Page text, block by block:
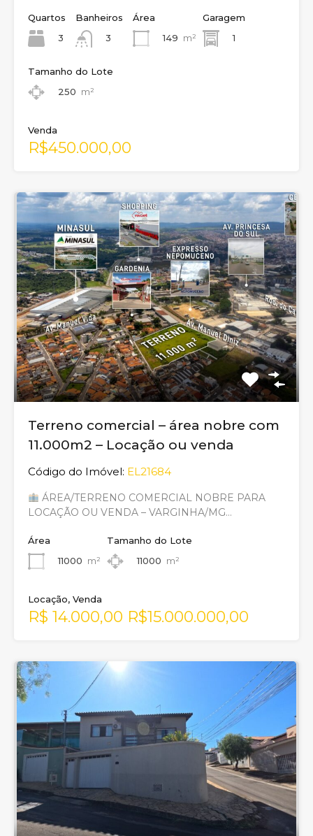
Quartos
3
Banheiros
3
Área
149 m²
Garagem
1
Tamanho do Lote
250 m²
Venda
R$450.000,00
Terreno comercial – área nobre com
11.000m2 – Locação ou venda
Código do Imóvel: EL21684
ÁREA/TERRENO COMERCIAL NOBRE PARA
LOCAÇÃO OU VENDA – VARGINHA/MG…
Área
11000 m²
Tamanho do Lote
11000 m²
Locação, Venda
R$ 14.000,00 R$15.000.000,00